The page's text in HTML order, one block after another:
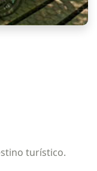
turístico.